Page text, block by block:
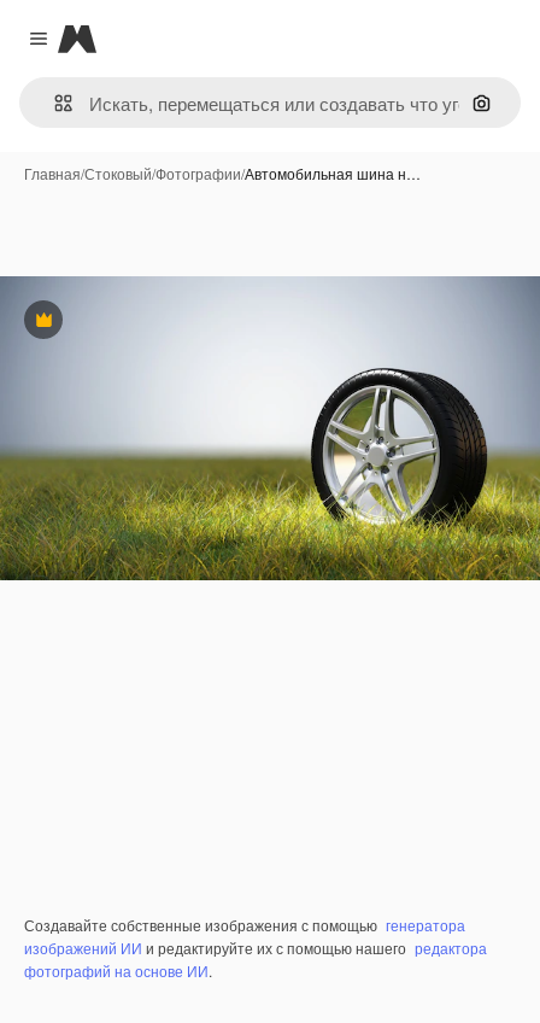
Close menu
Magnific
Поиск
Главная/Стоковый/Фотографии/Автомобильная шина н…
Премиум
Создавайте собственные изображения с помощью генератора
изображений ИИ и редактируйте их с помощью нашего редактора
фотографий на основе ИИ.